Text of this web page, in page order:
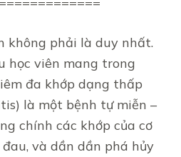
không phải là duy nhất.
học viên mang trong
đa khớp dạng thấp
là một bệnh tự miễn –
chính các khớp của cơ
đau, và dần dần phá hủy